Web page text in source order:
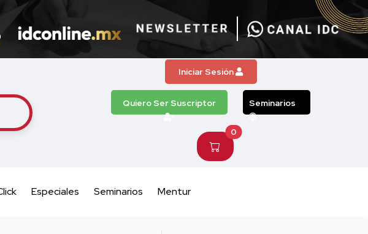
Iniciar Sesión
Quiero Ser Suscriptor Seminarios
0
Especiales Seminarios Mentur